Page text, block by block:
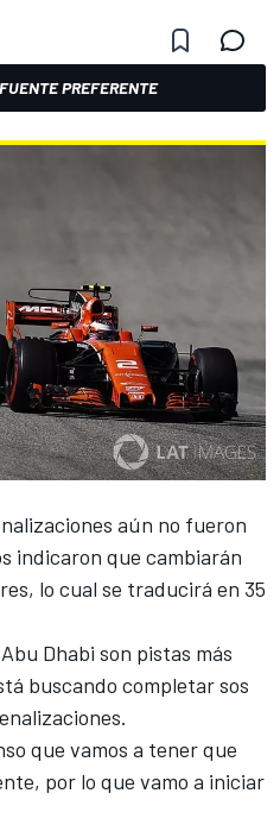
PREFERENTE
aún no fueron
indicaron que cambiarán
lo cual se traducirá en 35
Dhabi son pistas más
buscando completar sos
que vamos a tener que
por lo que vamo a iniciar